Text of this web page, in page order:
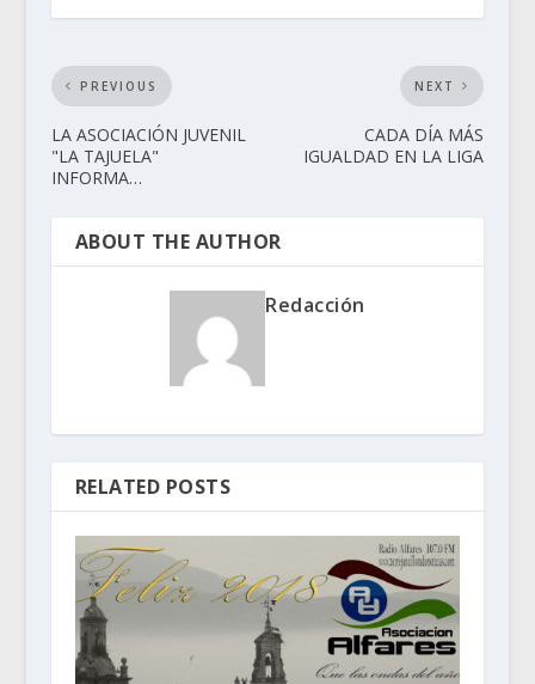
PREVIOUS
LA ASOCIACIÓN JUVENIL
"LA TAJUELA"
INFORMA…
NEXT
CADA DÍA MÁS
IGUALDAD EN LA LIGA
ABOUT THE AUTHOR
Redacción
RELATED POSTS